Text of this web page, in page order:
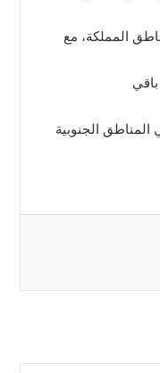
المملكة، مع
في عمان والمناطق الشمالية من 30 الى 18 درجة وفي المناطق الجنوبية